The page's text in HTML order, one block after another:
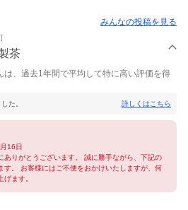
みんなの投稿を見る
茶
は、過去1年間で平均して特に高い評価を得
た。 詳しくはこちら
16日
ありがとうございます。 誠に勝手ながら、下記の
す。 お客様にはご不便をおかけいたしますが、何
ます。